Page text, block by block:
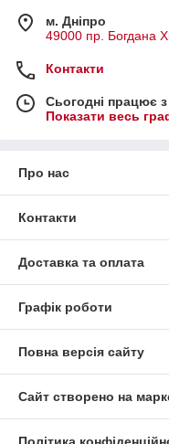
м. Дніпро
49000 пр. Богдана
Контакти
Сьогодні працює
Показати весь
Про нас
Контакти
Доставка та оплата
Графік роботи
Повна версія сайту
Сайт створено на